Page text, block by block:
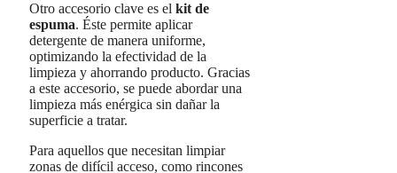
Otro accesorio clave es el kit de
espuma. Éste permite aplicar
detergente de manera uniforme,
optimizando la efectividad de la
limpieza y ahorrando producto. Gracias
a este accesorio, se puede abordar una
limpieza más enérgica sin dañar la
superficie a tratar.
Para aquellos que necesitan limpiar
zonas de difícil acceso, como rincones